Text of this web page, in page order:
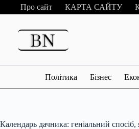
Перейти
до
Про сайт КАРТА САЙТУ
Політика Бізнес
Календарь дачника: геніальний